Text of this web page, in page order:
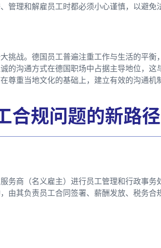
管理和解雇员工时都必须小心谨慎，以避免
挑战。德国员工普遍注重工作与生活的平衡
的沟通方式在德国职场中占据主导地位，这
尊重当地文化的基础上，建立有效的沟通机
合规问题的新路径
务商（名义雇主）进行员工管理和行政事务
由其负责员工合同签署、薪酬发放、税务合